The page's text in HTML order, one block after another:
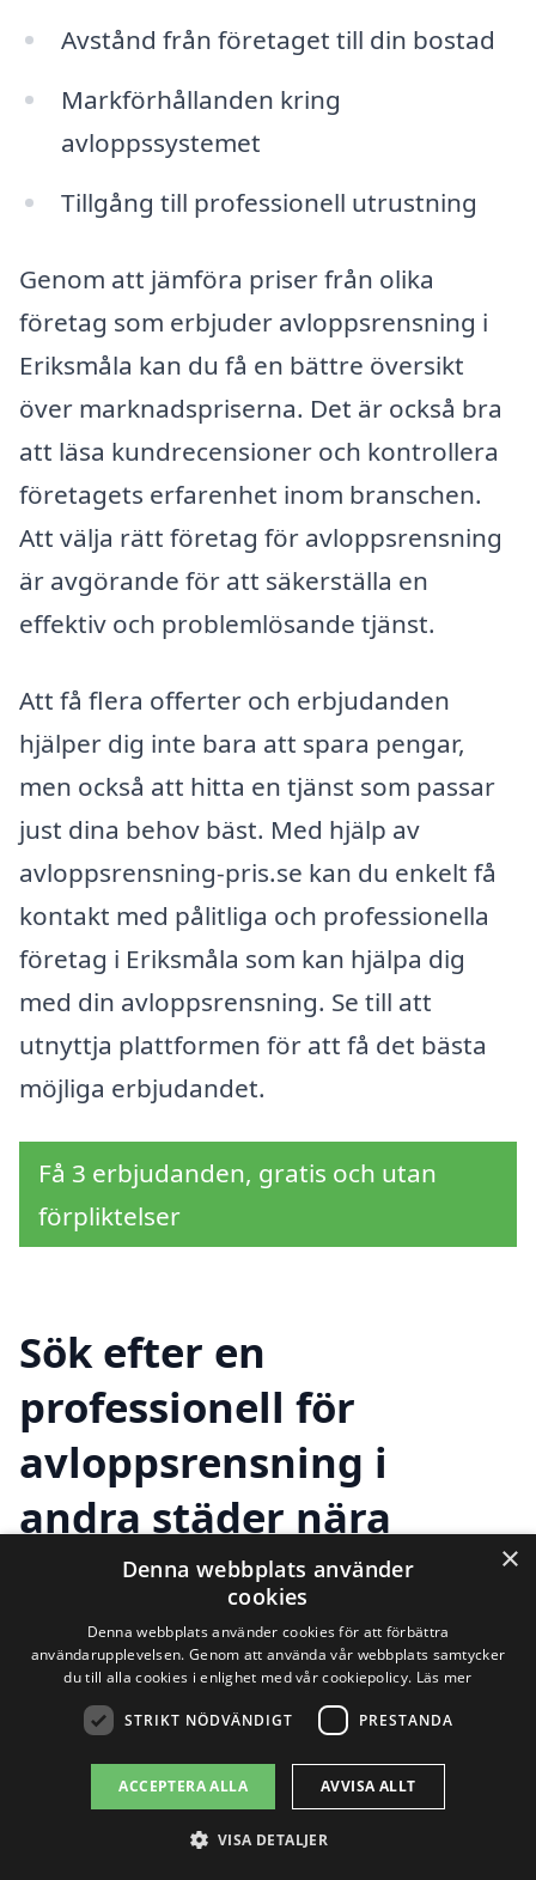
Avstånd från företaget till din bostad
Markförhållanden kring
avloppssystemet
Tillgång till professionell utrustning
Genom att jämföra priser från olika
företag som erbjuder avloppsrensning i
Eriksmåla kan du få en bättre översikt
över marknadspriserna. Det är också bra
att läsa kundrecensioner och kontrollera
företagets erfarenhet inom branschen.
Att välja rätt företag för avloppsrensning
är avgörande för att säkerställa en
effektiv och problemlösande tjänst.
Att få flera offerter och erbjudanden
hjälper dig inte bara att spara pengar,
men också att hitta en tjänst som passar
just dina behov bäst. Med hjälp av
avloppsrensning-pris.se kan du enkelt få
kontakt med pålitliga och professionella
företag i Eriksmåla som kan hjälpa dig
med din avloppsrensning. Se till att
utnyttja plattformen för att få det bästa
möjliga erbjudandet.
Få 3 erbjudanden, gratis och utan
förpliktelser
Sök efter en
professionell för
avloppsrensning i
andra städer nära
Eriksmåla
Att hitta rätt hjälp för avloppsrensning i
Eriksmåla är en viktig uppgift för att
felfritt. Om du är i behov av
avloppsrensning finns det flera faktorer
×
Denna webbplats använder
cookies
Denna webbplats använder cookies för att förbättra
användarupplevelsen. Genom att använda vår webbplats samtycker
du till alla cookies i enlighet med vår cookiepolicy. Läs mer
STRIKT NÖDVÄNDIGT PRESTANDA
ACCEPTERA ALLA AVVISA ALLT
VISA DETALJER